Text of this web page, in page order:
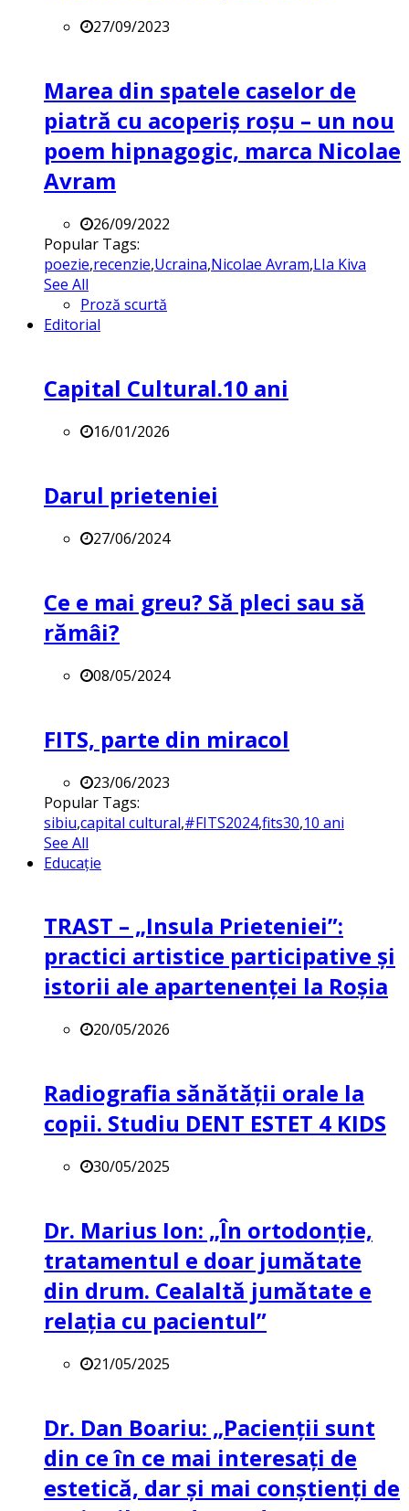
27/09/2023
Marea din spatele caselor de
piatră cu acoperiș roșu – un nou
poem hipnagogic, marca Nicolae
Avram
26/09/2022
Popular Tags:
poezie,recenzie,Ucraina,Nicolae Avram,LIa Kiva
See All
Proză scurtă
Editorial
Capital Cultural.10 ani
16/01/2026
Darul prieteniei
27/06/2024
Ce e mai greu? Să pleci sau să
rămâi?
08/05/2024
FITS, parte din miracol
23/06/2023
Popular Tags:
sibiu,capital cultural,#FITS2024,fits30,10 ani
See All
Educație
TRAST – „Insula Prieteniei”:
practici artistice participative și
istorii ale apartenenței la Roșia
20/05/2026
Radiografia sănătății orale la
copii. Studiu DENT ESTET 4 KIDS
30/05/2025
Dr. Marius Ion: „În ortodonție,
tratamentul e doar jumătate
din drum. Cealaltă jumătate e
relația cu pacientul”
21/05/2025
Dr. Dan Boariu: „Pacienții sunt
din ce în ce mai interesați de
estetică, dar și mai conștienți de